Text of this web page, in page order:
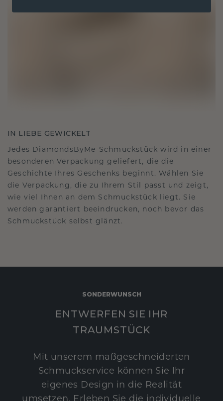
IN LIEBE GEWICKELT
Jedes DiamondsByMe-Schmuckstück wird in einer
besonderen Verpackung geliefert, die die
Geschichte Ihres Geschenks beginnt. Wählen Sie
die Verpackung, die zu Ihrem Stil passt und zeigt,
wie viel Ihnen an dem Schmuckstück liegt. Sie
werden garantiert beeindrucken, noch bevor das
Schmuckstück selbst glänzt.
SONDERWUNSCH
ENTWERFEN SIE IHR
TRAUMSTÜCK
Mit unserem maßgeschneiderten
Schmuckservice können Sie Ihr
eigenes Design in die Realität
umsetzen. Erleben Sie die individuelle